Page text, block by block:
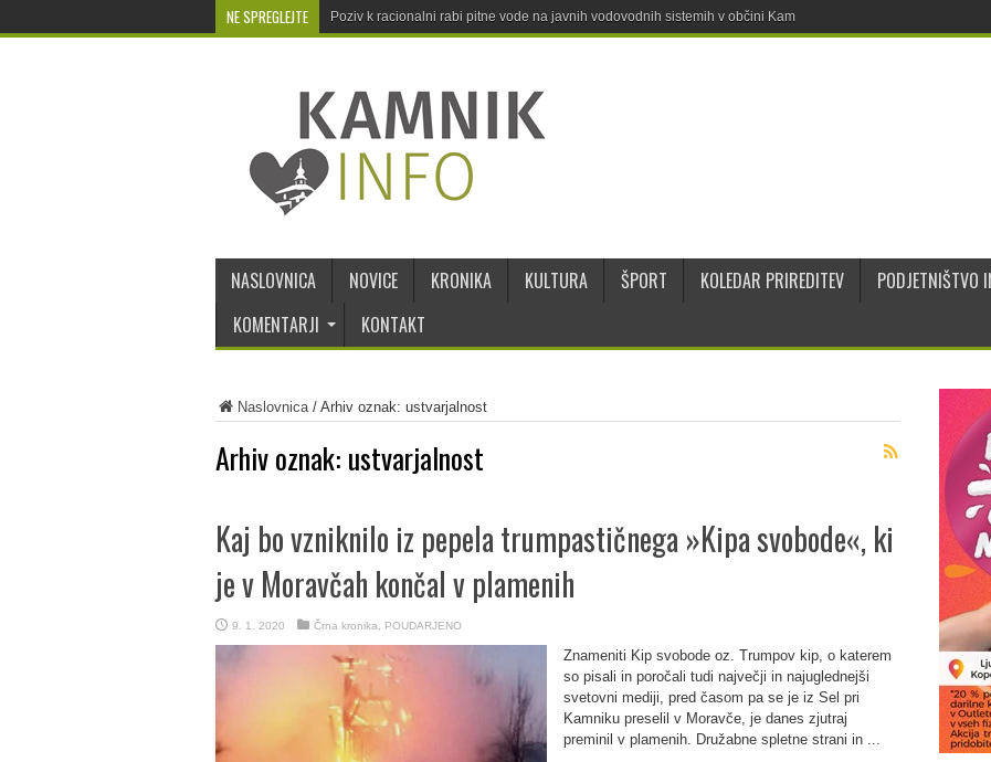
NE SPREGLEJTE Poziv k racionalni rabi pitne vode na javnih vodovodnih sistemih v občini Kamnik
NASLOVNICA NOVICE KRONIKA KULTURA ŠPORT KOLEDAR PRIREDITEV PODJETNIŠTVO
KOMENTARJI
KONTAKT
Naslovnica/ Arhiv oznak: ustvarjalnost
Arhiv oznak: ustvarjalnost
Kaj bo vzniknilo iz pepela trumpastičnega »Kipa svobode«, ki
je v Moravčah končal v plamenih
9. 1. 2020 Črna kronika POUDARJENO
Znameniti Kip svobode oz. Trumpov kip, o katerem
so pisali in poročali tudi največji in najuglednejši
svetovni mediji, pred časom pa se je iz Sel pri
Kamniku preselil v Moravče, je danes zjutraj
preminil v plamenih. Družabne spletne strani in ...